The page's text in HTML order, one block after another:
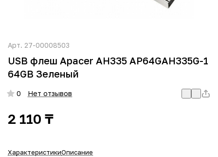
Арт. 27-00008503
USB флеш Apacer AH335 AP64GAH335G-1
64GB Зеленый
0 Нет отзывов
2 110 ₸
ХарактеристикиОписание